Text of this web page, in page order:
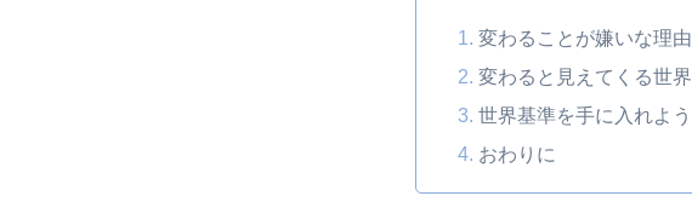
変わることが嫌いな理由
変わると見えてくる世界
世界基準を手に入れよう
おわりに